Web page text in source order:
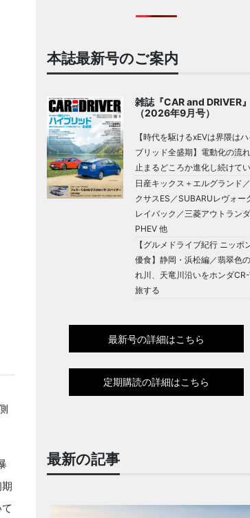
本誌最新号のご案内
雑誌『CAR and DRIVER』
（2026年9月号）
【時代を駆けるxEVは界隈はハ
ブリッド全盛期】電動化の流
止まるどころか進化し続けて
日産キックス＋エルグランド
クサスES／SUBARUレヴォー
レイバック／三菱アウトラン
PHEV 他
【グルメドライブ紀行 ニッポ
優食】静岡・浜松編／翡翠色
れ川、天竜川沿いをホンダ
旅する
最新号の詳細はこちら
定期購読の詳細はこちら
最新の記事